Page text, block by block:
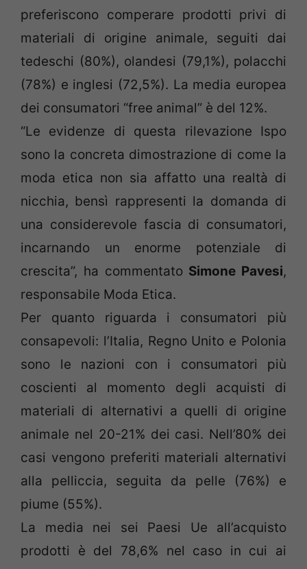
preferiscono comperare prodotti privi di
materiali di origine animale, seguiti dai
tedeschi (80%), olandesi (79,1%), polacchi
(78%) e inglesi (72,5%). La media europea
dei consumatori “free animal” è del 12%.
“Le evidenze di questa rilevazione Ispo
sono la concreta dimostrazione di come la
moda etica non sia affatto una realtà di
nicchia, bensì rappresenti la domanda di
una considerevole fascia di consumatori,
incarnando un enorme potenziale di
crescita”, ha commentato Simone Pavesi,
responsabile Moda Etica.
Per quanto riguarda i consumatori più
consapevoli: l’Italia, Regno Unito e Polonia
sono le nazioni con i consumatori più
coscienti al momento degli acquisti di
materiali di alternativi a quelli di origine
animale nel 20-21% dei casi. Nell’80% dei
casi vengono preferiti materiali alternativi
alla pelliccia, seguita da pelle (76%) e
piume (55%).
La media nei sei Paesi Ue all’acquisto
prodotti è del 78,6% nel caso in cui ai